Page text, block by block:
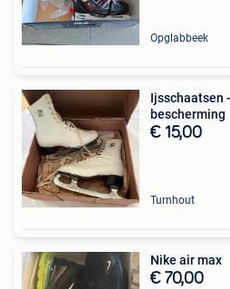
Opglabbeek
Ijsschaatsen - wit - maat 36 - met
bescherming
€ 15,00
Turnhout
Nike air max
€ 70,00